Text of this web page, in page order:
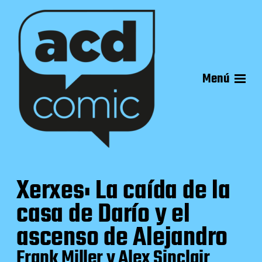
Menú
Xerxes: La caída de la
casa de Darío y el
ascenso de Alejandro